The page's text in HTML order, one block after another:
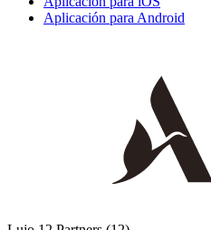
Aplicación para Android